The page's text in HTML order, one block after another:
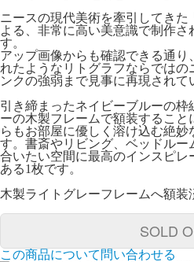
ニースの現代美術を牽引してきた
よる、非常に高い美意識で制作
す。
アップ画像からも確認できる通
れたようなリトグラフならではの
ンクの強弱まで見事に再現されて
引き締まったネイビーブルーの枠
ーの木製フレームで額装するこ
らもお部屋に優しく溶け込む絶妙
す。書斎やリビング、ベッドルー
合いたい空間に最高のインスピ
ある1枚です。
木製ライトグレーフレームへ額装
SOLD
この商品について問い合わせる